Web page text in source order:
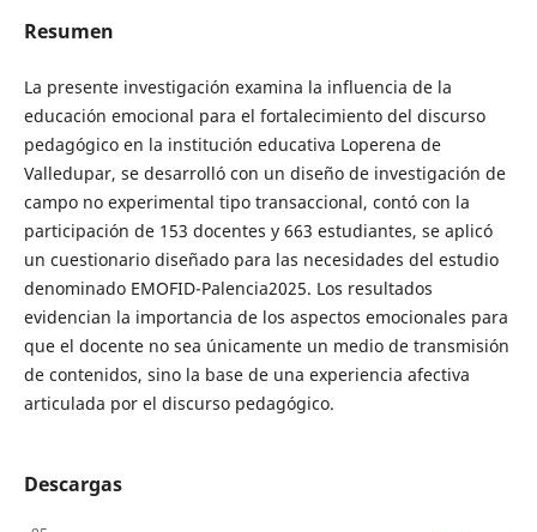
Resumen
La presente investigación examina la influencia de la
educación emocional para el fortalecimiento del discurso
pedagógico en la institución educativa Loperena de
Valledupar, se desarrolló con un diseño de investigación de
campo no experimental tipo transaccional, contó con la
participación de 153 docentes y 663 estudiantes, se aplicó
un cuestionario diseñado para las necesidades del estudio
denominado EMOFID-Palencia2025. Los resultados
evidencian la importancia de los aspectos emocionales para
que el docente no sea únicamente un medio de transmisión
de contenidos, sino la base de una experiencia afectiva
articulada por el discurso pedagógico.
Descargas